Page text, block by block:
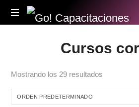
Go!
Cursos
Mostrando los 29 resultados